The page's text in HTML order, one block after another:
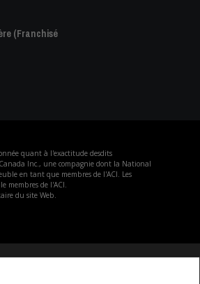
(Franchisé
quant à l'exactitude desdits
Canada Inc., une compagnie dont la National
en tant que membres de l'ACI. Les
membres de l'ACI.
du site Web.